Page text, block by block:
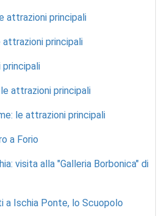
attrazioni principali
attrazioni principali
principali
attrazioni principali
le attrazioni principali
a Forio
visita alla "Galleria Borbonica" di
a Ischia Ponte, lo Scuopolo